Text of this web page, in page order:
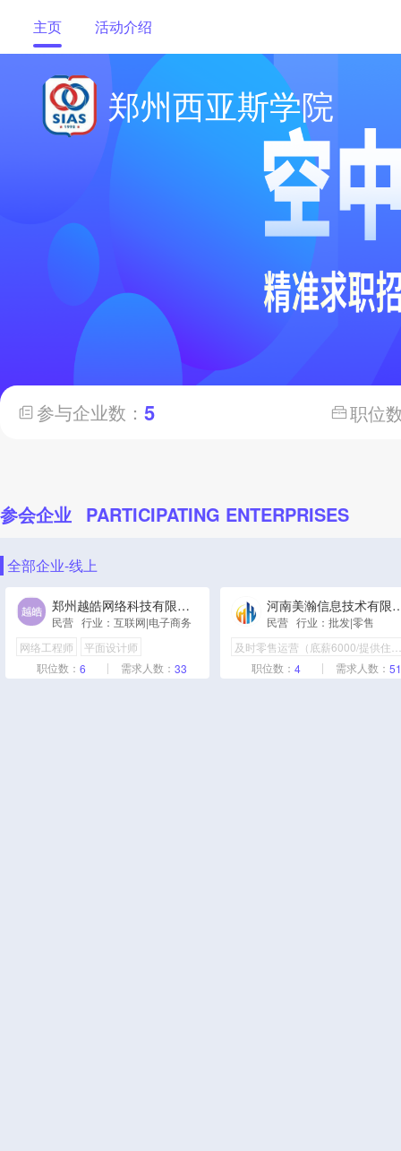
主页 活动介绍
郑州西亚斯学院
参与企业数： 5 职位
参会企业 PARTICIPATING ENTERPRISES
全部企业-线上
郑州越皓网络科技有限公司
民营 行业：互联网|电子商务
网络工程师
平面设计师
数据分析师
职位数： 6 需求人数： 33
河南美瀚信
民营 行业：批发|零售
商务BD运
职位数： 4 需求人数： 51